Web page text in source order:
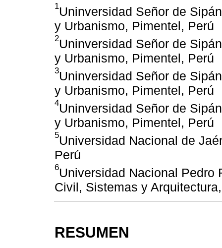
1Uninversidad Señor de
y Urbanismo, Pimentel, Perú
2Uninversidad Señor de
y Urbanismo, Pimentel, Perú
3Uninversidad Señor de
y Urbanismo, Pimentel, Perú
4Uninversidad Señor de
y Urbanismo, Pimentel, Perú
5Universidad Nacional de
Perú
6Universidad Nacional Pedro
Civil, Sistemas y
RESUMEN